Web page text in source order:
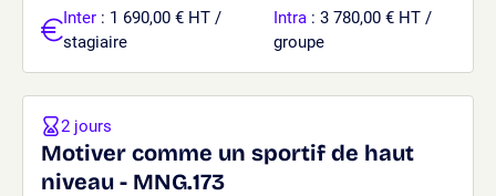
Inter : 1 690,00 € HT /
stagiaire
Intra : 3 780,00 € HT /
groupe
Motiver comme un sportif de haut
niveau - MNG.173
2 jours